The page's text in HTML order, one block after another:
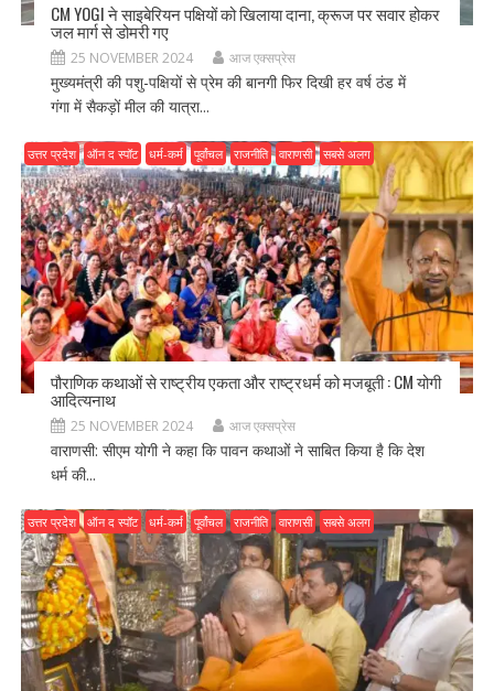
CM YOGI ने साइबेरियन पक्षियों को खिलाया दाना, क्रूज पर सवार होकर
जल मार्ग से डोमरी गए
25 NOVEMBER 2024 आज एक्सप्रेस
मुख्यमंत्री की पशु-पक्षियों से प्रेम की बानगी फिर दिखी हर वर्ष ठंड में
गंगा में सैकड़ों मील की यात्रा...
उत्तर प्रदेश ऑन द स्पॉट धर्म-कर्म पूर्वांचल राजनीति वाराणसी सबसे अलग
पौराणिक कथाओं से राष्ट्रीय एकता और राष्ट्रधर्म को मजबूती : CM योगी
आदित्यनाथ
25 NOVEMBER 2024 आज एक्सप्रेस
वाराणसी: सीएम योगी ने कहा कि पावन कथाओं ने साबित किया है कि देश
धर्म की...
उत्तर प्रदेश ऑन द स्पॉट धर्म-कर्म पूर्वांचल राजनीति वाराणसी सबसे अलग